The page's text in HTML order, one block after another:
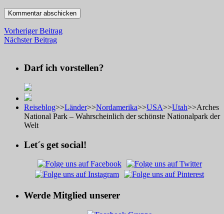
Vorheriger Beitrag
Nächster Beitrag
Darf ich vorstellen?
Reiseblog>>Länder>>Nordamerika>>USA>>Utah>>Arches
National Park – Wahrscheinlich der schönste Nationalpark der
Welt
Let´s get social!
Werde Mitglied unserer